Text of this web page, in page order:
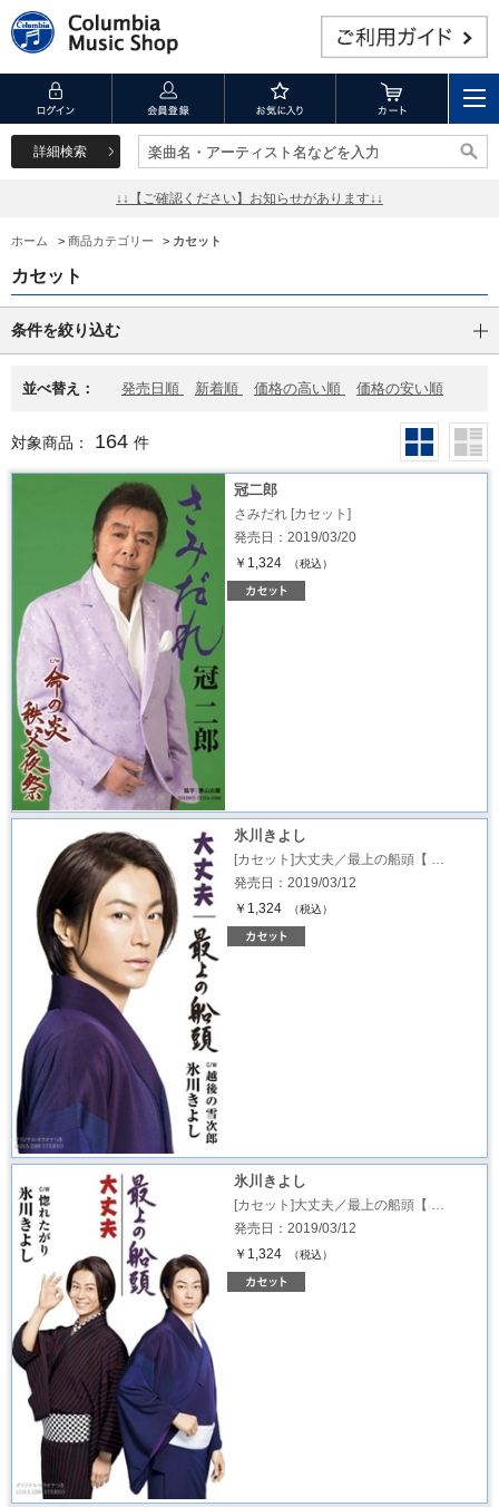
詳細検索 楽曲名・アーティスト名などを入力
楽曲名・アーティスト名などを入力
↓↓【ご確認ください】お知らせがあります↓↓
ホーム > 商品カテゴリー > カセット
カセット
条件を絞り込む
並べ替え： 発売日順 新着順 価格の高い順 価格の安い順
対象商品： 164 件
冠二郎
さみだれ [カセット]
発売日：2019/03/20
￥1,324
（税込）
氷川きよし
[カセット]大丈夫／最上の船頭【 …
発売日：2019/03/12
￥1,324
（税込）
氷川きよし
[カセット]大丈夫／最上の船頭【 …
発売日：2019/03/12
￥1,324
（税込）